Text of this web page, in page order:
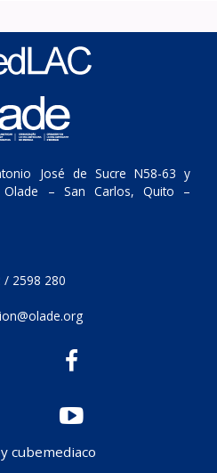
José de Sucre N58-63 y
Olade – San Carlos, Quito –
/ 2598 280
cubemediaco